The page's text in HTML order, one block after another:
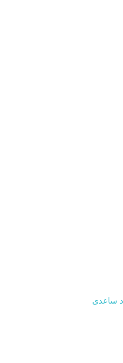
ساعدی